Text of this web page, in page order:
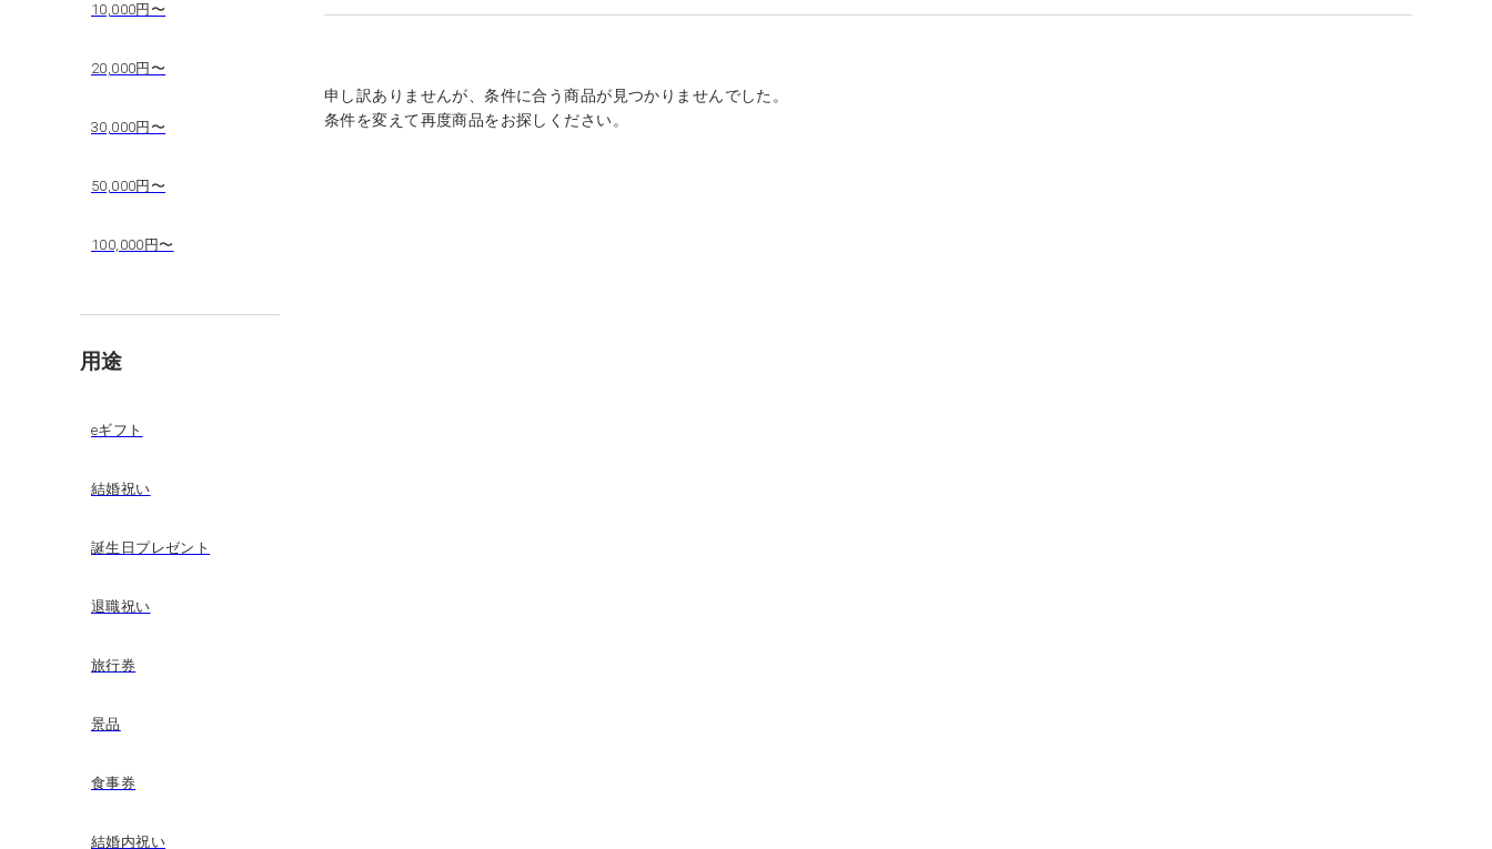
10,000円〜
20,000円〜
30,000円〜
50,000円〜
100,000円〜
用途
eギフト
結婚祝い
誕生日プレゼント
退職祝い
旅行券
景品
食事券
結婚内祝い
申し訳ありませんが、条件に合う商品が見つかりませんでした。
条件を変えて再度商品をお探しください。